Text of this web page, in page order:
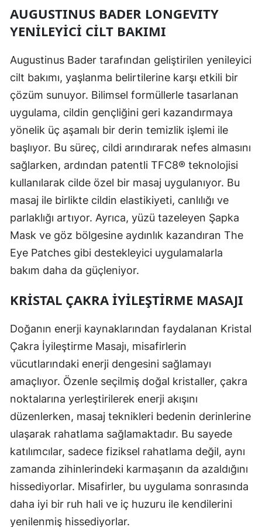
AUGUSTINUS BADER LONGEVITY
YENİLEYİCİ CİLT BAKIMI
Augustinus Bader tarafından geliştirilen yenileyici
cilt bakımı, yaşlanma belirtilerine karşı etkili bir
çözüm sunuyor. Bilimsel formüllerle tasarlanan
uygulama, cildin gençliğini geri kazandırmaya
yönelik üç aşamalı bir derin temizlik işlemi ile
başlıyor. Bu süreç, cildi arındırarak nefes almasını
sağlarken, ardından patentli TFC8® teknolojisi
kullanılarak cilde özel bir masaj uygulanıyor. Bu
masaj ile birlikte cildin elastikiyeti, canlılığı ve
parlaklığı artıyor. Ayrıca, yüzü tazeleyen Şapka
Mask ve göz bölgesine aydınlık kazandıran The
Eye Patches gibi destekleyici uygulamalarla
bakım daha da güçleniyor.
KRİSTAL ÇAKRA İYİLEŞTİRME MASAJI
Doğanın enerji kaynaklarından faydalanan Kristal
Çakra İyileştirme Masajı, misafirlerin
vücutlarındaki enerji dengesini sağlamayı
amaçlıyor. Özenle seçilmiş doğal kristaller, çakra
noktalarına yerleştirilerek enerji akışını
düzenlerken, masaj teknikleri bedenin derinlerine
ulaşarak rahatlama sağlamaktadır. Bu sayede
katılımcılar, sadece fiziksel rahatlama değil, aynı
zamanda zihinlerindeki karmaşanın da azaldığını
hissediyorlar. Misafirler, bu uygulama sonrasında
daha iyi bir ruh hali ve iç huzuru ile kendilerini
yenilenmiş hissediyorlar.